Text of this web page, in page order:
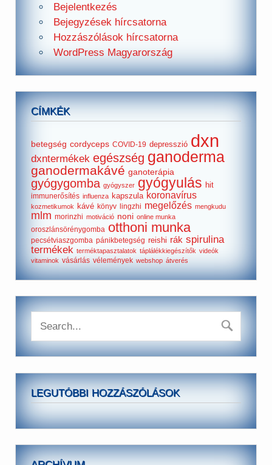
Bejelentkezés
Bejegyzések hírcsatorna
Hozzászólások hírcsatorna
WordPress Magyarország
CÍMKÉK
betegség cordyceps COVID-19 depresszió dxn
dxntermékek egészség ganoderma
ganodermakávé ganoterápia
gyógygomba gyógyszer gyógyulás hit
immunerősítés influenza kapszula koronavírus
kozmetikumok kávé könyv lingzhi megelőzés mengkudu
mlm morinzhi motiváció noni online munka
oroszlánsörénygomba otthoni munka
pecsétviaszgomba pánikbetegség reishi rák spirulina
termékek terméktapasztalatok táplálékkiegészítők videók
vitaminok vásárlás vélemények webshop átverés
LEGUTÓBBI HOZZÁSZÓLÁSOK